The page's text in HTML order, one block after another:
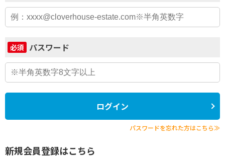
必須 パスワード
ログイン
パスワードを忘れた方はこちら≫
新規会員登録はこちら